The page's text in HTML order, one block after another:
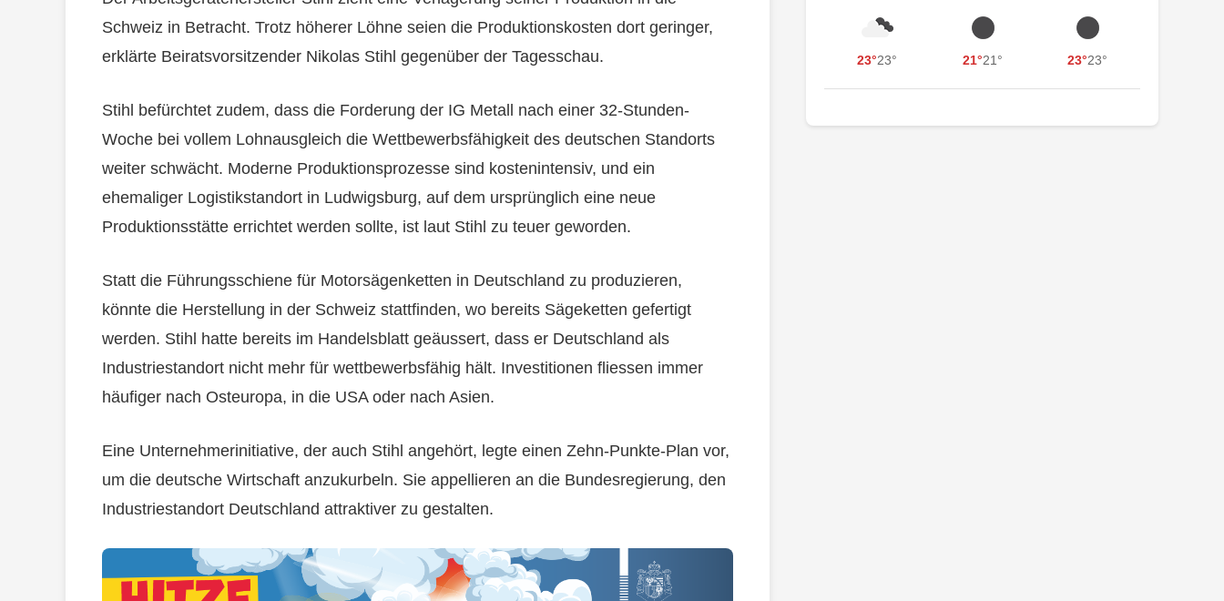
Schweiz in Betracht. Trotz höherer Löhne seien die Produktionskosten dort geringer,
erklärte Beiratsvorsitzender Nikolas Stihl gegenüber der Tagesschau.
Stihl befürchtet zudem, dass die Forderung der IG Metall nach einer 32-Stunden-
Woche bei vollem Lohnausgleich die Wettbewerbsfähigkeit des deutschen Standorts
weiter schwächt. Moderne Produktionsprozesse sind kostenintensiv, und ein
ehemaliger Logistikstandort in Ludwigsburg, auf dem ursprünglich eine neue
Produktionsstätte errichtet werden sollte, ist laut Stihl zu teuer geworden.
Statt die Führungsschiene für Motorsägenketten in Deutschland zu produzieren,
könnte die Herstellung in der Schweiz stattfinden, wo bereits Sägeketten gefertigt
werden. Stihl hatte bereits im Handelsblatt geäussert, dass er Deutschland als
Industriestandort nicht mehr für wettbewerbsfähig hält. Investitionen fliessen immer
häufiger nach Osteuropa, in die USA oder nach Asien.
Eine Unternehmerinitiative, der auch Stihl angehört, legte einen Zehn-Punkte-Plan vor,
um die deutsche Wirtschaft anzukurbeln. Sie appellieren an die Bundesregierung, den
Industriestandort Deutschland attraktiver zu gestalten.
23°23° 21°21° 23°23°